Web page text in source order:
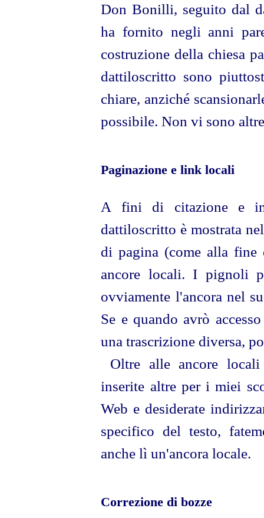
Don Bonilli, seguito dal
ha fornito negli anni
costruzione della chiesa
dattiloscritto sono
chiare, anziché
possibile. Non vi sono
Paginazione e link locali
A fini di citazione e
dattiloscritto è mostrata
di pagina (come alla fine
ancore locali. I pignoli
ovviamente l'ancora nel
Se e quando avrò
una trascrizione diversa,
Oltre alle ancore
inserite altre per i miei
Web e desiderate
specifico del testo,
anche lì un'ancora locale.
Correzione di bozze